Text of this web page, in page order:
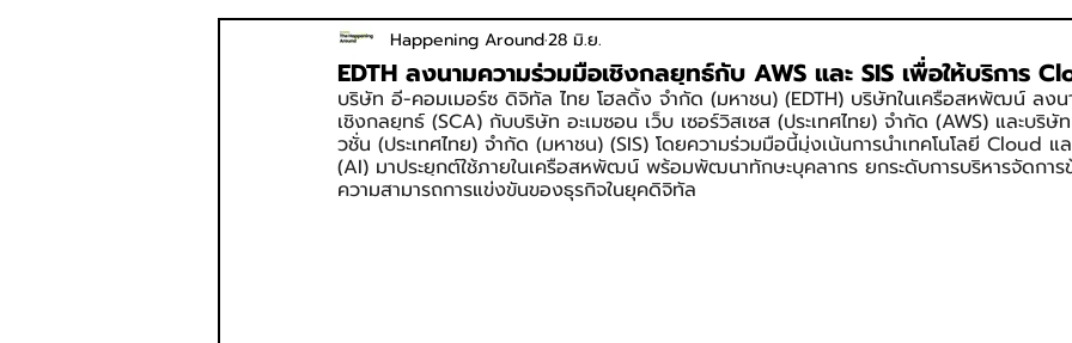
ENTERTAINMENT HEALTH
SPOTLIGHT TRY
EDTH ลงนามความร่วมมือเชิงกลยุทธ์กับ AWS และ SIS เพื่อให้บริการ
Happening Around28 มิ.ย.
บริษัท อี-คอมเมอร์ซ ดิจิทัล ไทย โฮลดิ้ง จำกัด (มหาชน) (EDTH) บริษัทในเครือสหพัฒน์ ลงน
เชิงกลยุทธ์ (SCA) กับบริษัท อะเมซอน เว็บ เซอร์วิสเซส (ประเทศไทย) จำกัด (AWS) และบริษั
วชั่น (ประเทศไทย) จำกัด (มหาชน) (SIS) โดยความร่วมมือนี้มุ่งเน้นการนำเทคโนโลยี Cloud
(AI) มาประยุกต์ใช้ภายในเครือสหพัฒน์ พร้อมพัฒนาทักษะบุคลากร ยกระดับการบริหารจัดการ
ความสามารถการแข่งขันของธุรกิจในยุคดิจิทัล